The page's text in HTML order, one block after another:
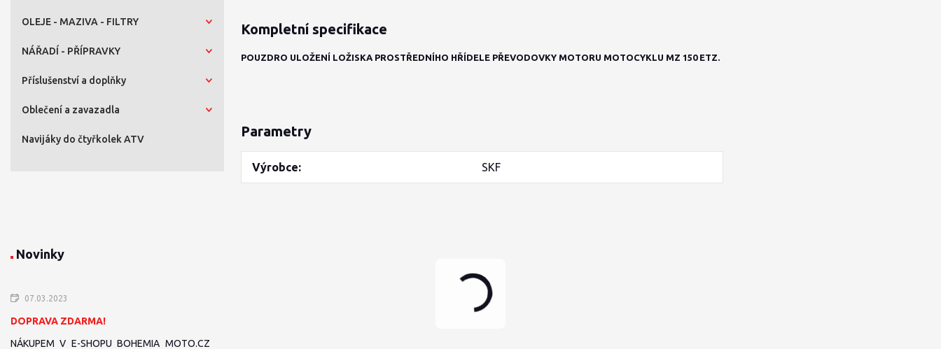
OLEJE - MAZIVA - FILTRY
NÁŘADÍ - PŘÍPRAVKY
Příslušenství a doplňky
Oblečení a zavazadla
Navijáky do čtyřkolek ATV
Novinky
07.03.2023
DOPRAVA ZDARMA!
NÁKUPEM V E-SHOPU BOHEMIA MOTO.CZ
Kompletní specifikace
POUZDRO ULOŽENÍ LOŽISKA PROSTŘEDNÍHO HŘÍDELE PŘEVODOVKY MOTORU MOTOCYKLU MZ 150 ETZ.
Parametry
Výrobce SKF